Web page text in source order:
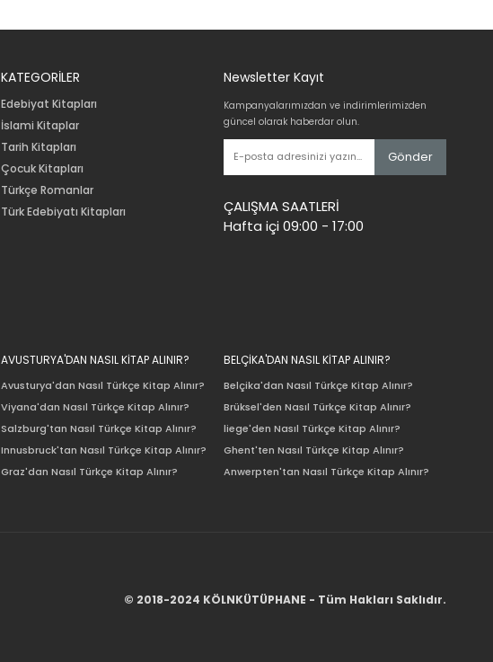
KATEGORİLER
Edebiyat Kitapları
İslami Kitaplar
Tarih Kitapları
Çocuk Kitapları
Türkçe Romanlar
Türk Edebiyatı Kitapları
Newsletter Kayıt
Kampanyalarımızdan ve indirimlerimizden
güncel olarak haberdar olun.
Gönder
ÇALIŞMA SAATLERİ
Hafta içi 09:00 - 17:00
AVUSTURYA'DAN NASIL KİTAP ALINIR?
Avusturya'dan Nasıl Türkçe Kitap Alınır?
Viyana'dan Nasıl Türkçe Kitap Alınır?
Salzburg'tan Nasıl Türkçe Kitap Alınır?
Innusbruck'tan Nasıl Türkçe Kitap Alınır?
Graz'dan Nasıl Türkçe Kitap Alınır?
BELÇİKA'DAN NASIL KİTAP ALINIR?
Belçika'dan Nasıl Türkçe Kitap Alınır?
Brüksel'den Nasıl Türkçe Kitap Alınır?
liege'den Nasıl Türkçe Kitap Alınır?
Ghent'ten Nasıl Türkçe Kitap Alınır?
Anwerpten'tan Nasıl Türkçe Kitap Alınır?
© 2018-2024 KÖLNKÜTÜPHANE - Tüm Hakları Saklıdır.